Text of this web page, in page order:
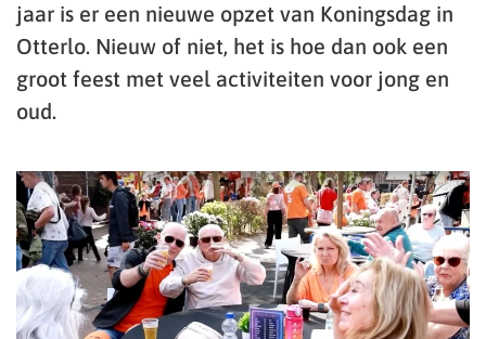
jaar is er een nieuwe opzet van Koningsdag in
Otterlo. Nieuw of niet, het is hoe dan ook een
groot feest met veel activiteiten voor jong en
oud.